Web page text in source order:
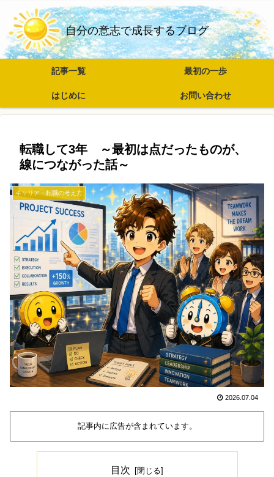
自分の意志で成長するブログ
記事一覧 最初の一歩
はじめに お問い合わせ
転職して3年 ～最初は点だったものが、
線につながった話～
キャリア・転職の考え方
2026.07.04
記事内に広告が含まれています。
目次